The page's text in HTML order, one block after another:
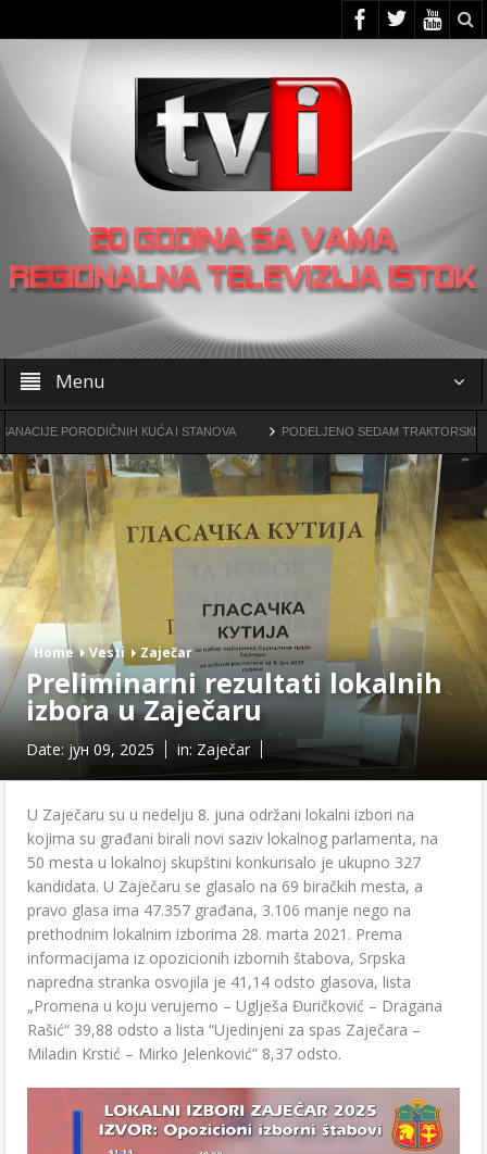
Menu
КUĆA I STANOVA PODELJENO SEDAM TRAКTORSКIH КOSILICA
OO SNS -a u Žagubici organizovao skup u Laznici
Home Vesti Zaječar
Preliminarni rezultati lokalnih
izbora u Zaječaru
Date: јун 09, 2025 in: Zaječar
U Zaječaru su u nedelju 8. juna održani lokalni izbori na
kojima su građani birali novi saziv lokalnog parlamenta, na
50 mesta u lokalnoj skupštini konkurisalo je ukupno 327
kandidata. U Zaječaru se glasalo na 69 biračkih mesta, a
pravo glasa ima 47.357 građana, 3.106 manje nego na
prethodnim lokalnim izborima 28. marta 2021. Prema
informacijama iz opozicionih izbornih štabova, Srpska
napredna stranka osvojila je 41,14 odsto glasova, lista
„Promena u koju verujemo – Uglješa Đuričković – Dragana
Rašić“ 39,88 odsto a lista “Ujedinjeni za spas Zaječara –
Miladin Krstić – Mirko Jelenković” 8,37 odsto.